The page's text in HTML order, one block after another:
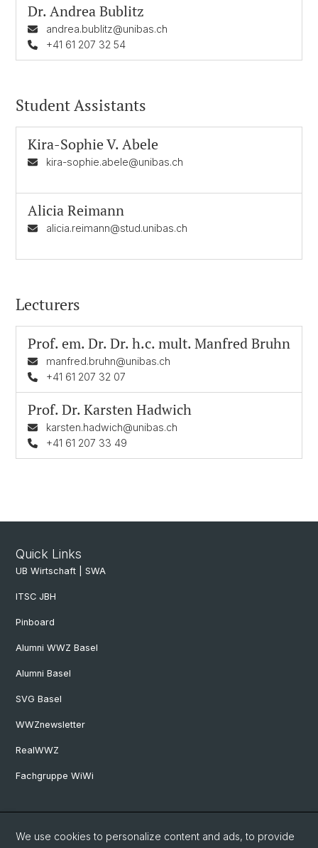
Dr.Andrea Bublitz
andrea.bublitz@unibas.ch
+41 61 207 32 54
Student Assistants
Kira-Sophie V. Abele
kira-sophie.abele@unibas.ch
Alicia Reimann
alicia.reimann@stud.unibas.ch
Lecturers
Prof. em. Dr. Dr. h.c. mult.Manfred Bruhn
manfred.bruhn@unibas.ch
+41 61 207 32 07
Prof. Dr.Karsten Hadwich
karsten.hadwich@unibas.ch
+41 61 207 33 49
Quick Links
UB Wirtschaft | SWA
ITSC JBH
Pinboard
Alumni WWZ Basel
Alumni Basel
SVG Basel
WWZnewsletter
RealWWZ
Fachgruppe WiWi
We use cookies to personalize content and ads, to provide